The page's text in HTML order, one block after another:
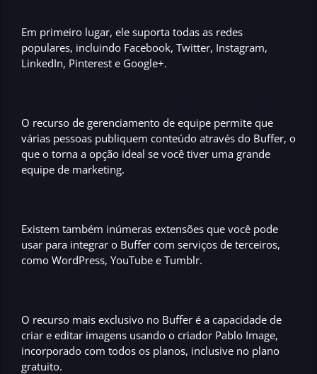
Em primeiro lugar, ele suporta todas as redes
populares, incluindo Facebook, Twitter, Instagram,
LinkedIn, Pinterest e Google+.
O recurso de gerenciamento de equipe permite que
várias pessoas publiquem conteúdo através do Buffer, o
que o torna a opção ideal se você tiver uma grande
equipe de marketing.
Existem também inúmeras extensões que você pode
usar para integrar o Buffer com serviços de terceiros,
como WordPress, YouTube e Tumblr.
O recurso mais exclusivo no Buffer é a capacidade de
criar e editar imagens usando o criador Pablo Image,
incorporado com todos os planos, inclusive no plano
gratuito.